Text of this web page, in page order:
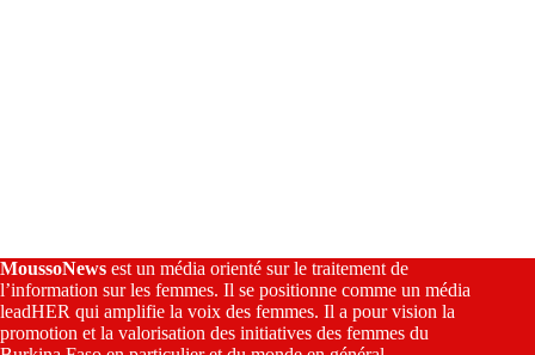
MoussoNews est un média orienté sur le traitement de
l’information sur les femmes. Il se positionne comme un média
leadHER qui amplifie la voix des femmes. Il a pour vision la
promotion et la valorisation des initiatives des femmes du